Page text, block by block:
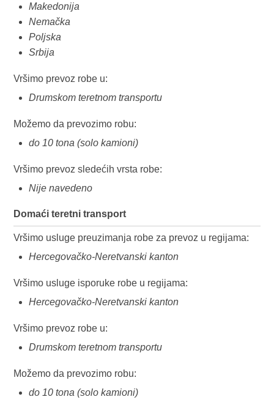
Makedonija
Nemačka
Poljska
Srbija
Vršimo prevoz robe u:
Drumskom teretnom transportu
Možemo da prevozimo robu:
do 10 tona (solo kamioni)
Vršimo prevoz sledećih vrsta robe:
Nije navedeno
Domaći teretni transport
Vršimo usluge preuzimanja robe za prevoz u regijama:
Hercegovačko-Neretvanski kanton
Vršimo usluge isporuke robe u regijama:
Hercegovačko-Neretvanski kanton
Vršimo prevoz robe u:
Drumskom teretnom transportu
Možemo da prevozimo robu:
do 10 tona (solo kamioni)